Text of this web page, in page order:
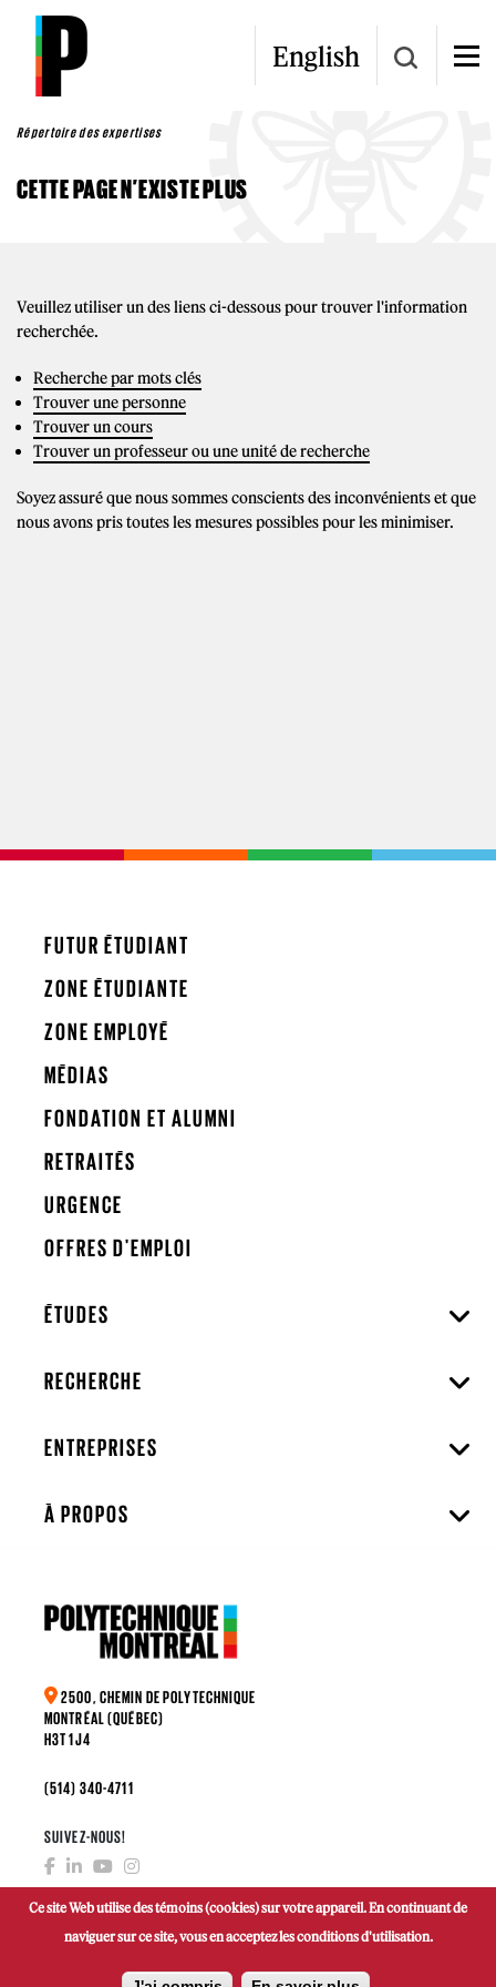
Aller au contenu principal
English
Répertoire des expertises
CETTE PAGE N’EXISTE PLUS
Veuillez utiliser un des liens ci-dessous pour trouver l'information
recherchée.
Recherche par mots clés
Trouver une personne
Trouver un cours
Trouver un professeur ou une unité de recherche
Soyez assuré que nous sommes conscients des inconvénients et que
nous avons pris toutes les mesures possibles pour les minimiser.
FUTUR ÉTUDIANT
ZONE ÉTUDIANTE
ZONE EMPLOYÉ
MÉDIAS
FONDATION ET ALUMNI
RETRAITÉS
URGENCE
OFFRES D'EMPLOI
ÉTUDES
RECHERCHE
ENTREPRISES
À PROPOS
2500, CHEMIN DE POLYTECHNIQUE
MONTRÉAL (QUÉBEC)
H3T 1J4
(514) 340-4711
SUIVEZ-NOUS!
FAIRE UN DON
Ce site Web utilise des témoins (cookies) sur votre appareil. En continuant de
naviguer sur ce site, vous en acceptez les conditions d'utilisation.